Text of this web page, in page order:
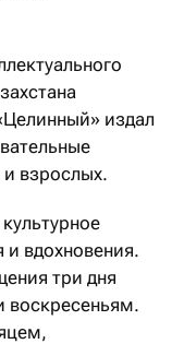
издал
взрослых.
и вдохновения.
три дня
воскресеньям.